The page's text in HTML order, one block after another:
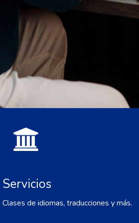
Servicios
Clases de idiomas, traducciones y más.